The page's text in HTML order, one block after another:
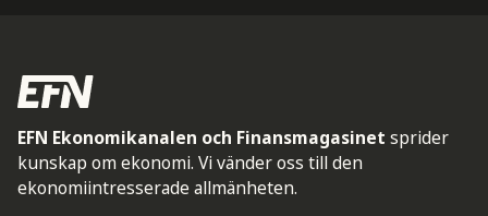
EFN Ekonomikanalen och Finansmagasinet sprider
kunskap om ekonomi. Vi vänder oss till den
ekonomiintresserade allmänheten.